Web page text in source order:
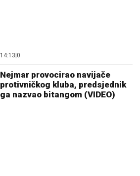
14:13 0
Nejmar provocirao navijače
protivničkog kluba, predsjednik
ga nazvao bitangom (VIDEO)